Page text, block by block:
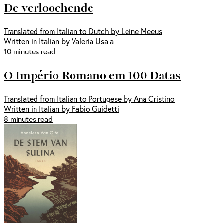
De verloochende
Translated from Italian to Dutch by Leine Meeus
Written in Italian by Valeria Usala
10 minutes read
O Império Romano em 100 Datas
Translated from Italian to Portugese by Ana Cristino
Written in Italian by Fabio Guidetti
8 minutes read